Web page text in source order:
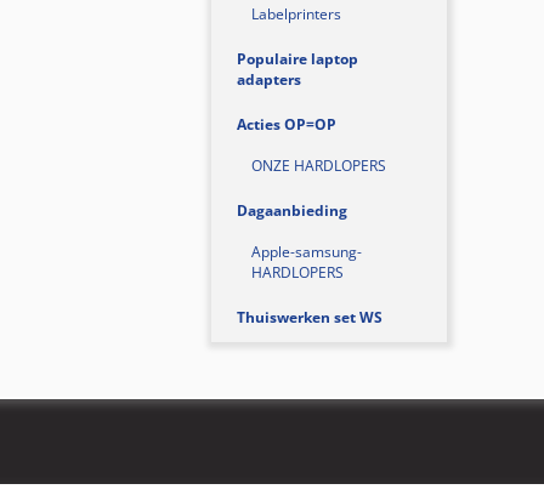
Labelprinters
Populaire laptop
adapters
Acties OP=OP
ONZE HARDLOPERS
Dagaanbieding
Apple-samsung-
HARDLOPERS
Thuiswerken set WS